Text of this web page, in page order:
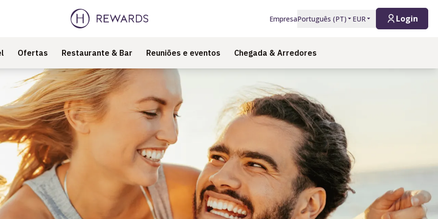
EmpresaPortuguês (PT) EUR Login
Ofertas Restaurante & Bar Reuniões e eventos Chegada & Arredores